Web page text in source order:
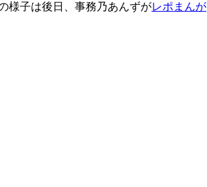
様子は後日、事務乃あんずがレポまんが